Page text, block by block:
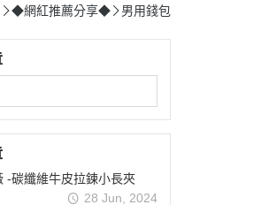
工作圍裙
面紙盒杯墊
辦公文具用品
線材捲線器
耳機收納包
眼鏡收納包
手機殼系列
◆網紅推薦分享◆ 男用錢包
-碳纖維牛皮拉鍊小長夾
28 Jun, 2024